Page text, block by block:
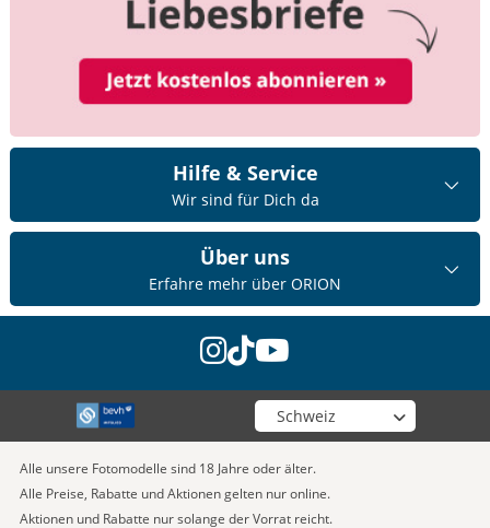
Hilfe & Service
Wir sind für Dich da
Über uns
Erfahre mehr über ORION
instagram
tiktok
youtube
Wähle deinen Shop
Alle unsere Fotomodelle sind 18 Jahre oder älter.
Alle Preise, Rabatte und Aktionen gelten nur online.
Aktionen und Rabatte nur solange der Vorrat reicht.